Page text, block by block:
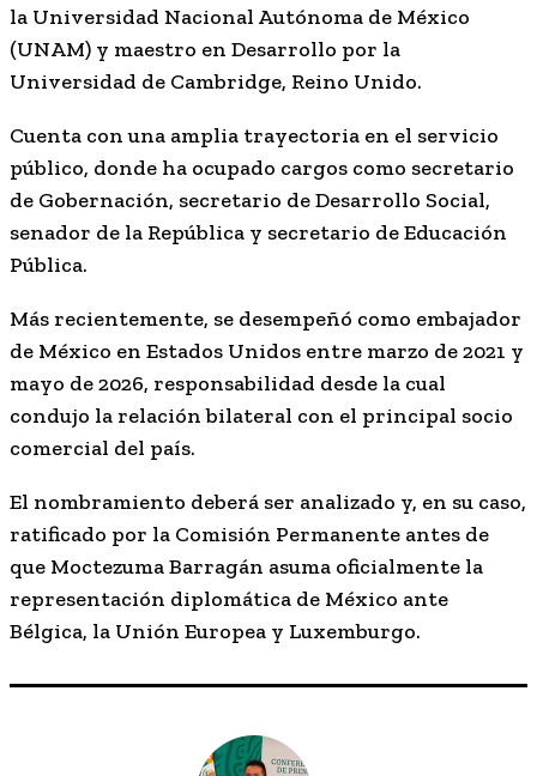
la Universidad Nacional Autónoma de México
(UNAM) y maestro en Desarrollo por la
Universidad de Cambridge, Reino Unido.
Cuenta con una amplia trayectoria en el servicio
público, donde ha ocupado cargos como secretario
de Gobernación, secretario de Desarrollo Social,
senador de la República y secretario de Educación
Pública.
Más recientemente, se desempeñó como embajador
de México en Estados Unidos entre marzo de 2021 y
mayo de 2026, responsabilidad desde la cual
condujo la relación bilateral con el principal socio
comercial del país.
El nombramiento deberá ser analizado y, en su caso,
ratificado por la Comisión Permanente antes de
que Moctezuma Barragán asuma oficialmente la
representación diplomática de México ante
Bélgica, la Unión Europea y Luxemburgo.